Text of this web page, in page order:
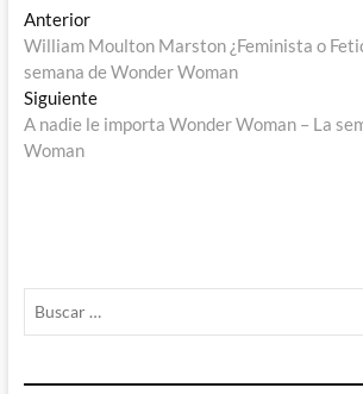
Navegación
de
entradas
AnteriorEntrada
anterior:
William Moulton Marston ¿Feminista o
semana de Wonder Woman
SiguienteEntrada
siguiente:
A nadie le importa Wonder Woman – La
Woman